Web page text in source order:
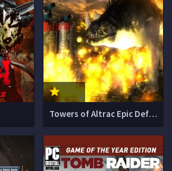
Towers of Altrac Epic Defense Battles